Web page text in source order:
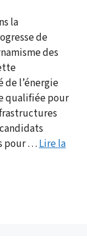
la
de
des
l’énergie
qualifiée pour
pour …Lire la